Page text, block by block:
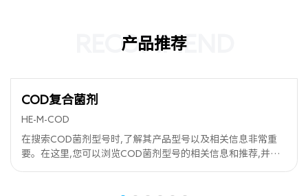
产品推荐
RECOMMEND
COD复合菌剂
HE-M-COD
在搜索COD菌剂型号时,了解其产品型号以及相关信息非常重
要。在这里,您可以浏览COD菌剂型号的相关信息和推荐,并选